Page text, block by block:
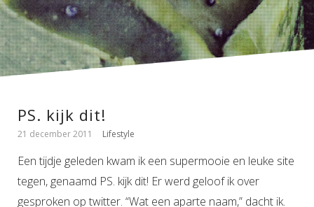
PS. kijk dit!
21 december 2011 Lifestyle
Een tijdje geleden kwam ik een supermooie en leuke site
tegen, genaamd PS. kijk dit! Er werd geloof ik over
gesproken op twitter. “Wat een aparte naam,” dacht ik.